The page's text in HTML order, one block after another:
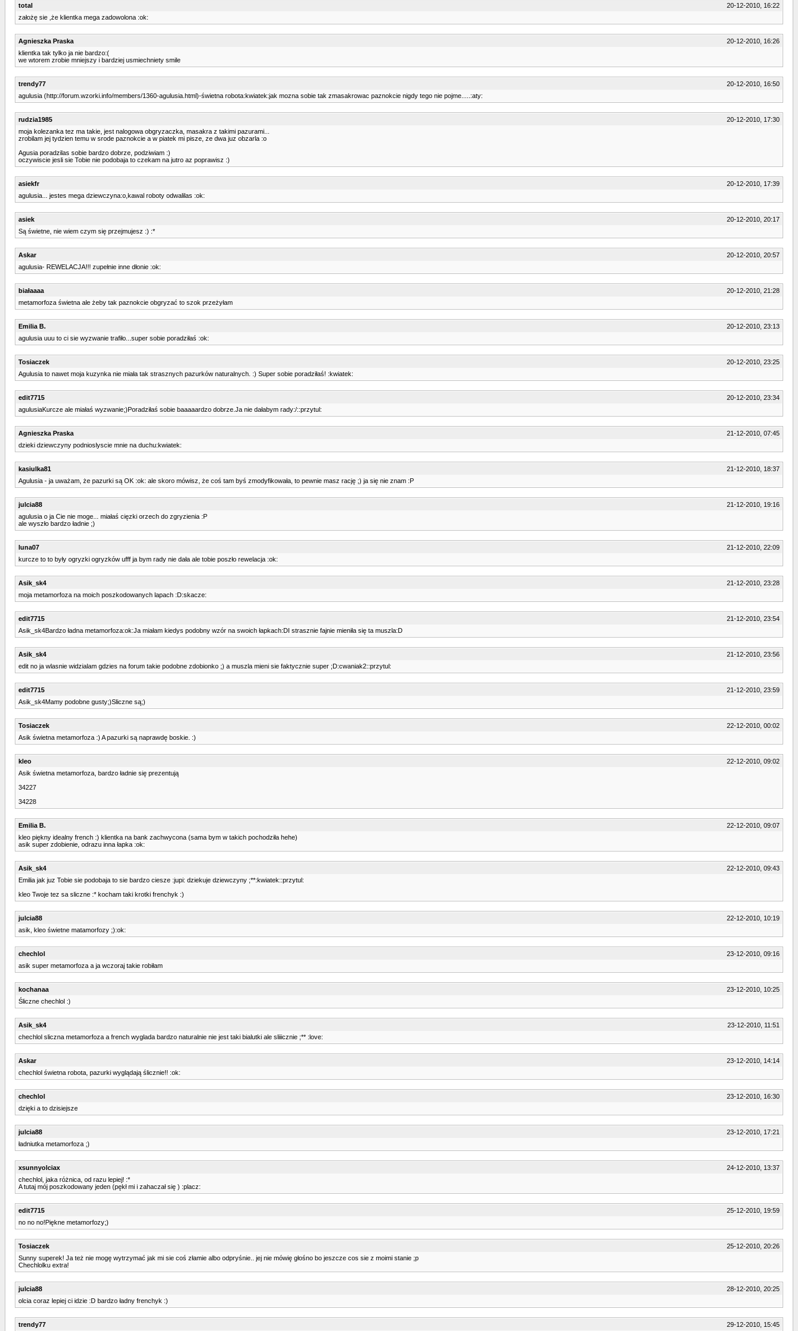
total
20-12-2010, 16:22
założę sie ,że klientka mega zadowolona :ok:
Agnieszka Praska
20-12-2010, 16:26
klientka tak tylko ja nie bardzo:(
we wtorem zrobie mniejszy i bardziej usmiechniety smile
trendy77
20-12-2010, 16:50
agulusia (http://forum.wzorki.info/members/1360-agulusia.html)-świetna robota:kwiatek:jak mozna sobie tak zmasakrowac paznokcie nigdy tego nie pojme.....:aty:
rudzia1985
20-12-2010, 17:30
moja kolezanka tez ma takie, jest nalogowa obgryzaczka, masakra z takimi pazurami...
zrobilam jej tydzien temu w srode paznokcie a w piatek mi pisze, ze dwa juz obzarla :o
Agusia poradzilas sobie bardzo dobrze, podziwiam :)
oczywiscie jesli sie Tobie nie podobaja to czekam na jutro az poprawisz :)
asiekfr
20-12-2010, 17:39
agulusia... jestes mega dziewczyna:o,kawal roboty odwalilas :ok:
asiek
20-12-2010, 20:17
Są świetne, nie wiem czym się przejmujesz :) :*
Askar
20-12-2010, 20:57
agulusia- REWELACJA!!! zupełnie inne dłonie :ok:
białaaaa
20-12-2010, 21:28
metamorfoza świetna ale żeby tak paznokcie obgryzać to szok przeżyłam
Emilia B.
20-12-2010, 23:13
agulusia uuu to ci sie wyzwanie trafiło...super sobie poradziłaś :ok:
Tosiaczek
20-12-2010, 23:25
Agulusia to nawet moja kuzynka nie miała tak strasznych pazurków naturalnych. :) Super sobie poradziłaś! :kwiatek:
edit7715
20-12-2010, 23:34
agulusiaKurcze ale miałaś wyzwanie;)Poradziłaś sobie baaaaardzo dobrze.Ja nie dałabym rady:/::przytul:
Agnieszka Praska
21-12-2010, 07:45
dzieki dziewczyny podnioslyscie mnie na duchu:kwiatek:
kasiulka81
21-12-2010, 18:37
Agulusia - ja uważam, że pazurki są OK :ok: ale skoro mówisz, że coś tam byś zmodyfikowała, to pewnie masz rację ;) ja się nie znam :P
julcia88
21-12-2010, 19:16
agulusia o ja Cie nie moge... miałaś cięzki orzech do zgryzienia :P
ale wyszło bardzo ładnie ;)
luna07
21-12-2010, 22:09
kurcze to to były ogryzki ogryzków ufff ja bym rady nie dała ale tobie poszło rewelacja :ok:
Asik_sk4
21-12-2010, 23:28
moja metamorfoza na moich poszkodowanych lapach :D:skacze:
edit7715
21-12-2010, 23:54
Asik_sk4Bardzo ładna metamorfoza:ok:Ja miałam kiedys podobny wzór na swoich łapkach:DI strasznie fajnie mieniła się ta muszla:D
Asik_sk4
21-12-2010, 23:56
edit no ja wlasnie widzialam gdzies na forum takie podobne zdobionko ;) a muszla mieni sie faktycznie super ;D:cwaniak2::przytul:
edit7715
21-12-2010, 23:59
Asik_sk4Mamy podobne gusty;)Sliczne są;)
Tosiaczek
22-12-2010, 00:02
Asik świetna metamorfoza :) A pazurki są naprawdę boskie. :)
kleo
22-12-2010, 09:02
Asik świetna metamorfoza, bardzo ładnie się prezentują
34227
34228
Emilia B.
22-12-2010, 09:07
kleo piękny idealny french :) klientka na bank zachwycona (sama bym w takich pochodziła hehe)
asik super zdobienie, odrazu inna łapka :ok:
Asik_sk4
22-12-2010, 09:43
Emilia jak juz Tobie sie podobaja to sie bardzo ciesze :jupi: dziekuje dziewczyny ;**:kwiatek::przytul:
kleo Twoje tez sa sliczne :* kocham taki krotki frenchyk :)
julcia88
22-12-2010, 10:19
asik, kleo świetne matamorfozy ;):ok:
chechlol
23-12-2010, 09:16
asik super metamorfoza a ja wczoraj takie robiłam
kochanaa
23-12-2010, 10:25
Śliczne chechlol :)
Asik_sk4
23-12-2010, 11:51
chechlol sliczna metamorfoza a french wyglada bardzo naturalnie nie jest taki bialutki ale sliiicznie ;** :love:
Askar
23-12-2010, 14:14
chechlol świetna robota, pazurki wyglądają ślicznie!! :ok:
chechlol
23-12-2010, 16:30
dzięki a to dzisiejsze
julcia88
23-12-2010, 17:21
ładniutka metamorfoza ;)
xsunnyolciax
24-12-2010, 13:37
chechlol, jaka różnica, od razu lepiej! :*
A tutaj mój poszkodowany jeden (pękł mi i zahaczał się ) :placz:
edit7715
25-12-2010, 19:59
no no no!Piękne metamorfozy;)
Tosiaczek
25-12-2010, 20:26
Sunny superek! Ja też nie mogę wytrzymać jak mi sie coś złamie albo odpryśnie.. jej nie mówię głośno bo jeszcze cos sie z moimi stanie ;p
Chechlolku extra!
julcia88
28-12-2010, 20:25
olcia coraz lepiej ci idzie :D bardzo ładny frenchyk :)
trendy77 29-12-2010, 15:45